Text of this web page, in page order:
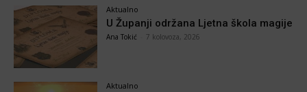
Aktualno
U Županji održana Ljetna škola magije
Ana Tokić 7 kolovoza, 2026
Aktualno